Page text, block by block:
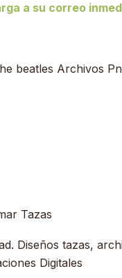
a su correo
beatles Archivos
Tazas
Diseños tazas,
Digitales